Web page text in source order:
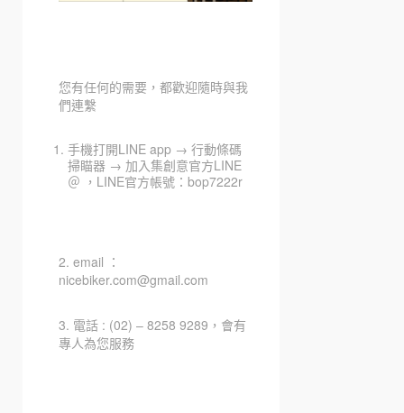
您有任何的需要，都歡迎隨時與我
們連繫
手機打開LINE app → 行動條碼
掃瞄器 → 加入集創意官方LINE
＠ ，LINE官方帳號：bop7222r
2. email ：
nicebiker.com@gmail.com
3. 電話 : (02) – 8258 9289，會有
專人為您服務